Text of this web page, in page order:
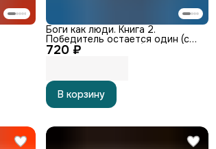
720 ₽
Боги как люди. Книга 2.
Победитель остается один (с
автографом автора)
В корзину